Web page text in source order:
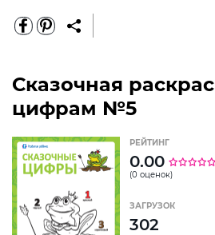
Сказочная
цифрам №5
РЕЙТИНГ
0.00
(0 оценок)
ЗАГРУЗОК
302